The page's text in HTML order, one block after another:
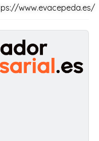
www.evacepeda.es/